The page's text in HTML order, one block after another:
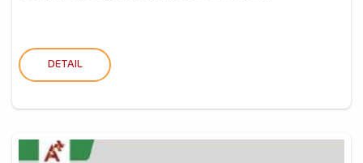
DETAIL